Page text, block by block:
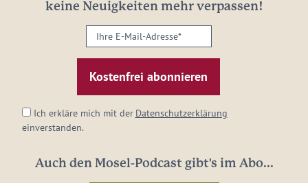
keine Neuigkeiten mehr verpassen!
Ihre
E-
Mail-
Adresse:
Ich erkläre mich mit der Datenschutzerklärung
einverstanden.
Auch den Mosel-Podcast gibt's im Abo...